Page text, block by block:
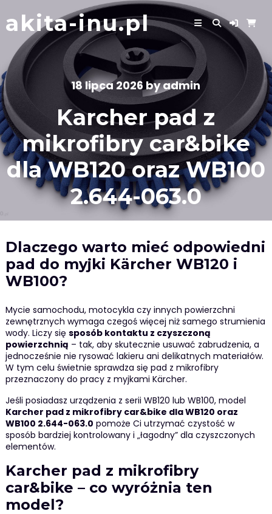
to
content
akita-inu.pl
18 lipca 2026byadmin
Karcher pad z
mikrofibry car&bike
dla WB120 oraz WB100
2.644-063.0
Dlaczego warto mieć odpowiedni
pad do myjki Kärcher WB120 i
WB100?
Mycie samochodu, motocykla czy innych powierzchni
zewnętrznych wymaga czegoś więcej niż samego strumienia
wody. Liczy się sposób kontaktu z czyszczoną
powierzchnią – tak, aby skutecznie usuwać zabrudzenia, a
jednocześnie nie rysować lakieru ani delikatnych materiałów.
W tym celu świetnie sprawdza się pad z mikrofibry
przeznaczony do pracy z myjkami Kärcher.
Jeśli posiadasz urządzenia z serii WB120 lub WB100, model
Karcher pad z mikrofibry car&bike dla WB120 oraz
WB100 2.644-063.0 pomoże Ci utrzymać czystość w
sposób bardziej kontrolowany i „łagodny” dla czyszczonych
elementów.
Karcher pad z mikrofibry
car&bike – co wyróżnia ten
model?